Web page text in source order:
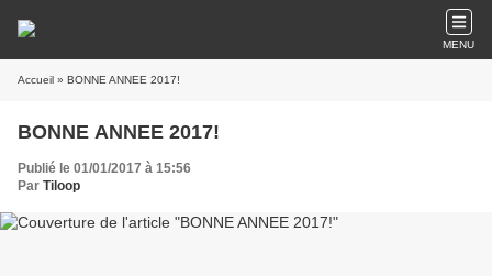
MENU
Accueil » BONNE ANNEE 2017!
BONNE ANNEE 2017!
Publié le 01/01/2017 à 15:56
Par Tiloop